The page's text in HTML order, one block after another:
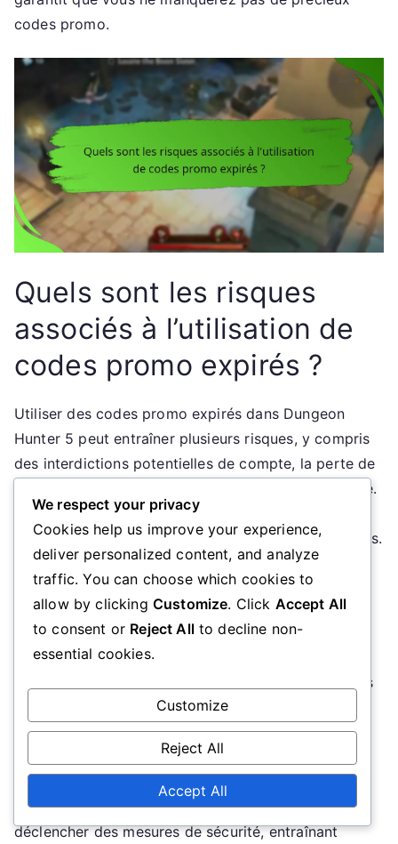
codes promo.
Quels sont les risques
associés à l’utilisation de
codes promo expirés ?
Utiliser des codes promo expirés dans Dungeon
Hunter 5 peut entraîner plusieurs risques, y compris
des interdictions potentielles de compte, la perte de
monnaie dans le jeu et des vulnérabilités de sécurité.
Les joueurs doivent être conscients de ces
conséquences pour éviter des expériences négatives.
Conséquences de l’utilisation de
codes expirés
Lorsque les joueurs tentent d’échanger des codes
promo expirés, ils constatent souvent que les codes
ne fonctionnent tout simplement pas. Cela peut
entraîner de la frustration, surtout si les joueurs ont
investi du temps à chercher ces codes. De plus,
certains joueurs ont rapporté que des tentatives
répétées d’utiliser des codes invalides peuvent
déclencher des mesures de sécurité, entraînant
We respect your privacy
Cookies help us improve your experience,
deliver personalized content, and analyze
traffic. You can choose which cookies to
allow by clicking Customize. Click Accept All
to consent or Reject Allto decline non-
essential cookies.
Customize
Reject All
Accept All